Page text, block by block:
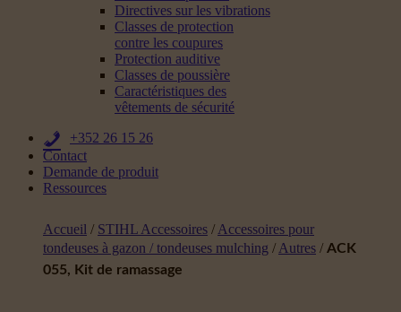
Directives sur les vibrations
Classes de protection
contre les coupures
Protection auditive
Classes de poussière
Caractéristiques des
vêtements de sécurité
+352 26 15 26
Contact
Demande de produit
Ressources
Accueil / STIHL Accessoires / Accessoires pour
tondeuses à gazon / tondeuses mulching / Autres / ACK
055, Kit de ramassage